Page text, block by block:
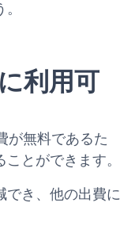
利用可
が無料であるた
とができます。
でき、他の出費に